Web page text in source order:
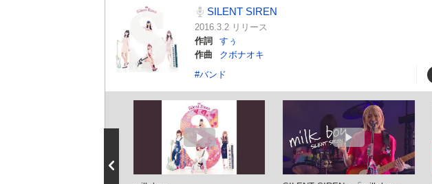
SILENT SIREN
2016.3.2 リリース
作詞
すぅ
作曲
クボナオキ
#バンド